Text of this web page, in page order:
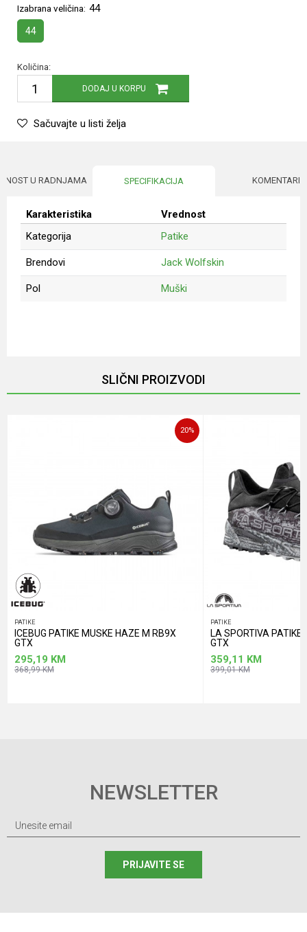
Izabrana veličina: 44
44
Količina:
DODAJ U KORPU
Sačuvajte u listi želja
U RADNJAMA SPECIFIKACIJA KOMENTARI
Karakteristika
Vrednost
Kategorija
Patike
Brendovi Jack Wolfskin
Pol Muški
POŠALJI
SLIČNI PROIZVODI
20%
PATIKE
ICEBUG PATIKE MUSKE HAZE M RB9X
GTX
295,19 KM
368,99KM
PATIKE
LA SPORTIVA
GTX
359,11 KM
399,01KM
NEWSLETTER
PRIJAVITE SE